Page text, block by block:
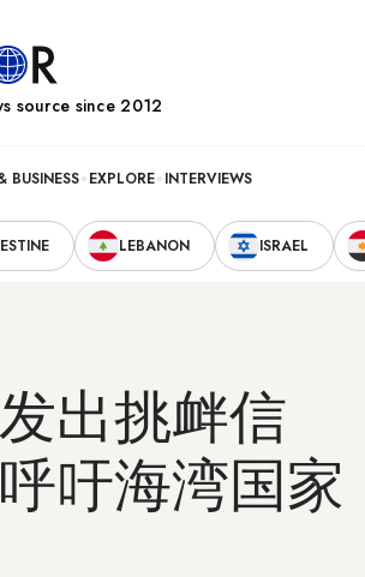
source since 2012
BUSINESS EXPLORE INTERVIEWS
LEBANON ISRAEL
出挑衅信
吁海湾国家